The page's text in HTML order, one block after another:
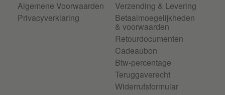
Algemene Voorwaarden
Privacyverklaring
Verzending & Levering
Betaalmoegelijkheden
& voorwaarden
Retourdocumenten
Cadeaubon
Btw-percentage
Teruggaverecht
Widerrufsformular